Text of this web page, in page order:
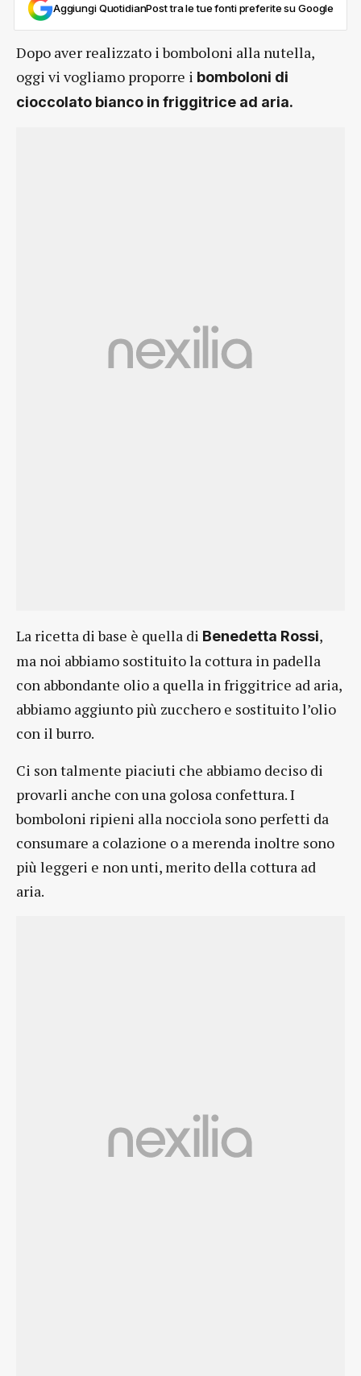
Aggiungi QuotidianPost tra le tue fonti preferite su Google
Dopo aver realizzato i bomboloni alla nutella,
oggi vi vogliamo proporre i bomboloni di
cioccolato bianco in friggitrice ad aria.
La ricetta di base è quella di Benedetta Rossi,
ma noi abbiamo sostituito la cottura in padella
con abbondante olio a quella in friggitrice ad aria,
abbiamo aggiunto più zucchero e sostituito l’olio
con il burro.
Ci son talmente piaciuti che abbiamo deciso di
provarli anche con una golosa confettura. I
bomboloni ripieni alla nocciola sono perfetti da
consumare a colazione o a merenda inoltre sono
più leggeri e non unti, merito della cottura ad
aria.